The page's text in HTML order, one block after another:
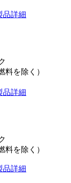
品詳細
料を除く）
品詳細
料を除く）
品詳細